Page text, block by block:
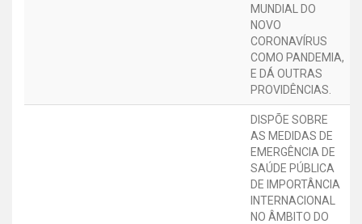
MUNDIAL DO
NOVO
CORONAVÍRUS
COMO PANDEMIA,
E DÁ OUTRAS
PROVIDÊNCIAS.
DISPÕE SOBRE
AS MEDIDAS DE
EMERGÊNCIA DE
SAÚDE PÚBLICA
DE IMPORTÂNCIA
INTERNACIONAL
NO ÂMBITO DO